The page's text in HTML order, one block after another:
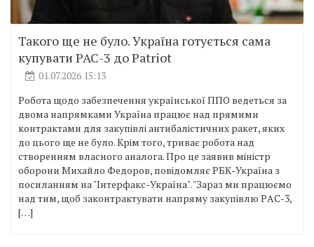
Такого ще не було. Україна готується сама
купувати PAC-3 до Patriot
01.07.2026 15:13
Робота щодо забезпечення української ППО ведеться за
двома напрямками Україна працює над прямими
контрактами для закупівлі антибалістичних ракет, яких
до цього ще не було. Крім того, триває робота над
створенням власного аналога. Про це заявив міністр
оборони Михайло Федоров, повідомляє РБК-Україна з
посиланням на "Інтерфакс-Україна". "Зараз ми працюємо
над тим, щоб законтрактувати напряму закупівлю PАC-3,
[…]